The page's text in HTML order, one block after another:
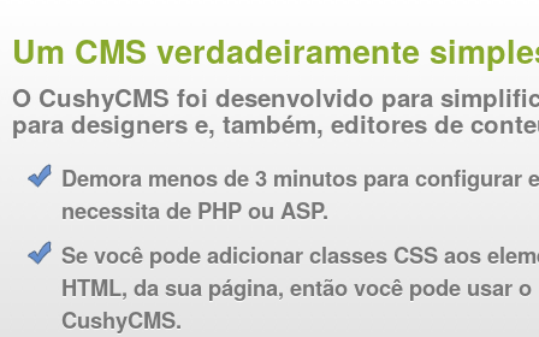
Um CMS verdadeiramente
O CushyCMS foi desenvolvido para
para designers e, também, editores de
Demora menos de 3 minutos para configurar
necessita de PHP ou ASP.
Se você pode adicionar classes CSS aos
HTML, da sua página, então você pode usar o
CushyCMS.